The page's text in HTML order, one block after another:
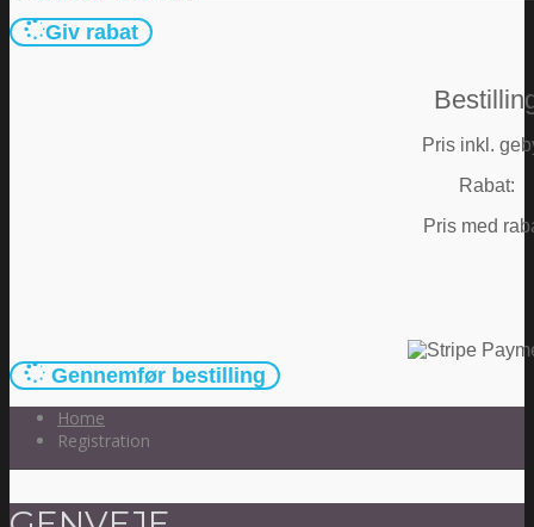
Giv rabat
Pris inkl.
Rabat:
Pris med
Gennemfør bestilling
Home
Registration